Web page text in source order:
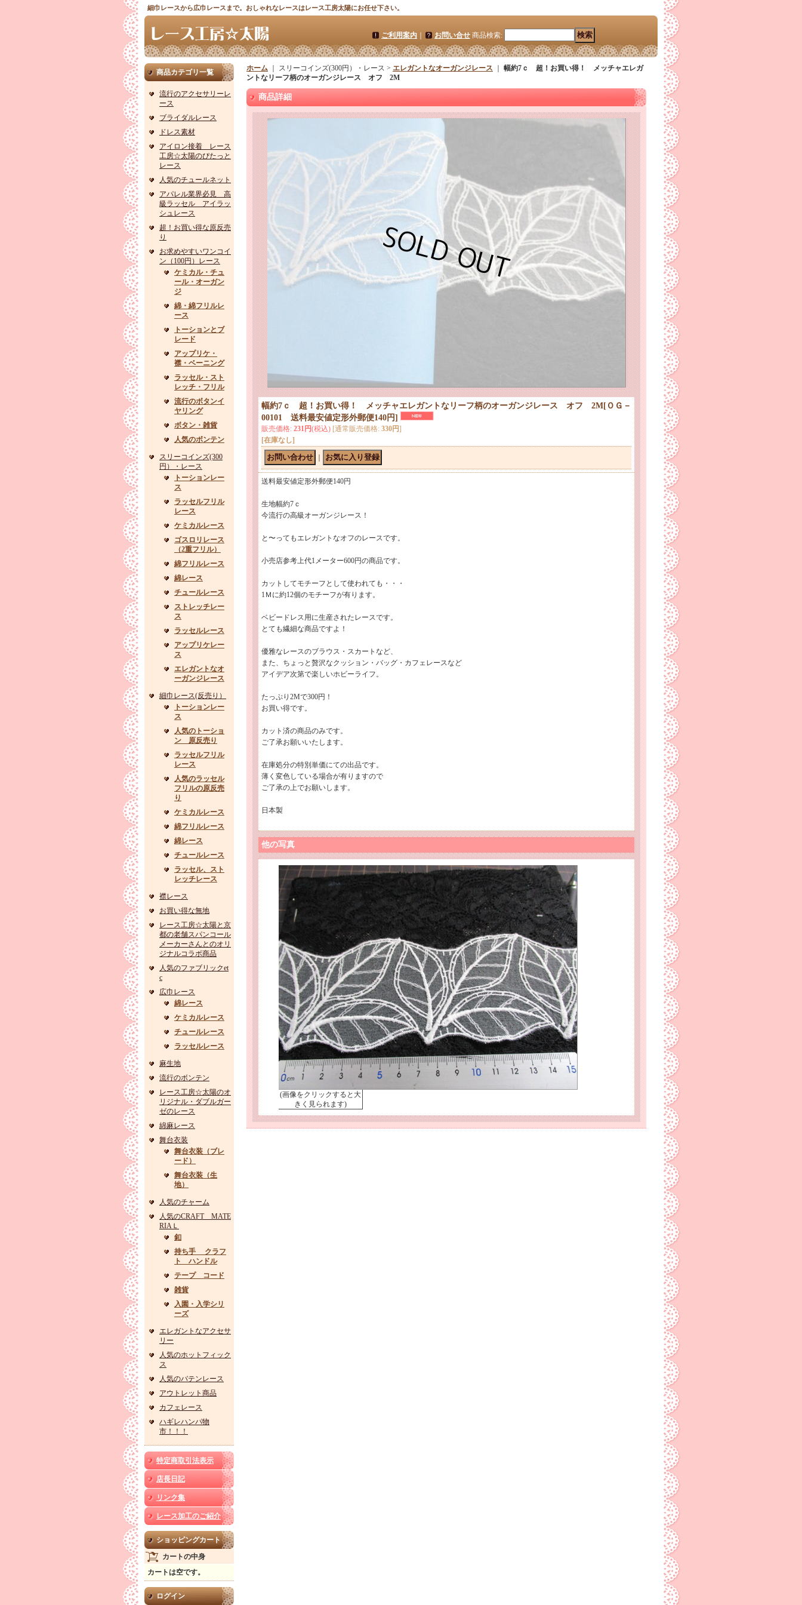
細巾レースから広巾レースまで。おしゃれなレースはレース工房太陽にお任せ下さい。
ご利用案内 お問い合せ 商品検索:
商品カテゴリ一覧
流行のアクセサリーレ
ース
ブライダルレース
ドレス素材
アイロン接着 レース
工房☆太陽のぴたっと
レース
人気のチュールネット
アパレル業界必見 高
級ラッセル アイラッ
シュレース
超！お買い得な原反売
り
お求めやすいワンコイ
ン（100円）レース
ケミカル・チュ
ール・オーガン
ジ
綿・綿フリルレ
ース
トーションとブ
レード
アップリケ・
襟・ベーニング
ラッセル・スト
レッチ・フリル
流行のボタンイ
ヤリング
ボタン・雑貨
人気のボンテン
スリーコインズ(300
円）・レース
トーションレー
ス
ラッセルフリル
レース
ケミカルレース
ゴスロリレース
（2重フリル）
綿フリルレース
綿レース
チュールレース
ストレッチレー
ス
ラッセルレース
アップリケレー
ス
エレガントなオ
ーガンジレース
細巾レース(反売り）
トーションレー
ス
人気のトーショ
ン 原反売り
ラッセルフリル
レース
人気のラッセル
フリルの原反売
り
ケミカルレース
綿フリルレース
綿レース
チュールレース
ラッセル、スト
レッチレース
襟レース
お買い得な無地
レース工房☆太陽と京
都の老舗スパンコール
メーカーさんとのオリ
ジナルコラボ商品
人気のファブリックet
c
広巾レース
綿レース
ケミカルレース
チュールレース
ラッセルレース
麻生地
流行のボンテン
レース工房☆太陽のオ
リジナル・ダブルガー
ゼのレース
綿麻レース
舞台衣装
舞台衣装（ブレ
ード）
舞台衣装（生
地）
人気のチャーム
人気のCRAFT MATE
RIAＬ
釦
持ち手 クラフ
ト ハンドル
テープ コード
雑貨
入園・入学シリ
ーズ
エレガントなアクセサ
リー
人気のホットフィック
ス
人気のバテンレース
アウトレット商品
カフェレース
ハギレハンパ物
市！！！
特定商取引法表示
店長日記
リンク集
レース加工のご紹介
ショッピングカート
カートの中身
カートは空です。
ログイン
ホーム ｜ スリーコインズ(300円）・レース > エレガントなオーガンジレース
幅約7ｃ 超！お買い得！ メッチャエレガ
ントなリーフ柄のオーガンジレース オフ 2M
商品詳細
幅約7ｃ 超！お買い得！ メッチャエレガントなリーフ柄のオーガンジレース オフ 2M[ ＯＧ－
00101 送料最安値定形外郵便140円]
販売価格: 231円(税込) [通常販売価格: 330円]
[在庫なし]
送料最安値定形外郵便140円
生地幅約7ｃ
今流行の高級オーガンジレース！
と〜ってもエレガントなオフのレースです。
小売店参考上代1メーター600円の商品です。
カットしてモチーフとして使われても・・・
1Ｍに約12個のモチーフが有ります。
ベビードレス用に生産されたレースです。
とても繊細な商品ですよ！
優雅なレースのブラウス・スカートなど、
また、ちょっと贅沢なクッション・バッグ・カフェレースなど
アイデア次第で楽しいホビーライフ。
たっぷり2Mで300円！
お買い得です。
カット済の商品のみです。
ご了承お願いいたします。
在庫処分の特別単価にての出品です。
薄く変色している場合が有りますので
ご了承の上でお願いします。
日本製
他の写真
(画像をクリックすると大
きく見られます)